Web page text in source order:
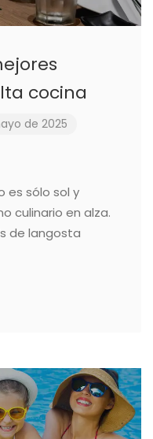
cocina
de 2025
es sólo sol y
culinario en alza.
de langosta